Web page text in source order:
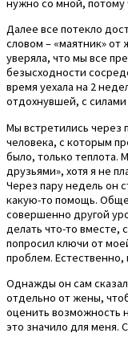
нужно со мной, потому
Далее все потекло
словом – «маятник» от
уверяла, что мы все
безысходности
время уехала на 2
отдохнувшей, с
Мы встретились через
человека, с которым
было, только теплота.
друзьями», хотя я не
Через пару недель он
какую-то помощь.
совершенно другой
делать что-то вместе,
попросил ключи от
проблем. Естественно,
Однажды он сам
отдельно от жены,
оценить возможность
это значило для меня.